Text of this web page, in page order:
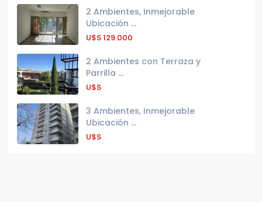
2 Ambientes, Inmejorable
Ubicación ...
U$S129.000
2 Ambientes con Terraza y
Parrilla ...
U$S
3 Ambientes, Inmejorable
Ubicación ...
U$S